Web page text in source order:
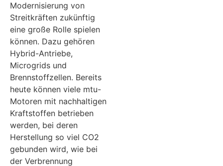
Modernisierung von
Streitkräften zukünftig
eine große Rolle spielen
können. Dazu gehören
Hybrid-Antriebe,
Microgrids und
Brennstoffzellen. Bereits
heute können viele mtu-
Motoren mit nachhaltigen
Kraftstoffen betrieben
werden, bei deren
Herstellung so viel CO2
gebunden wird, wie bei
der Verbrennung